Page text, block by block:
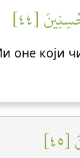
[٤٤]
оне који